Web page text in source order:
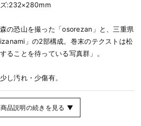
:232×280mm
の恐山を撮った「osorezan」と、三重県
」の2部構成。巻末のテクストは松
ることを待っている写真群」。
し汚れ・少傷有。
品説明の続きを見る ▼